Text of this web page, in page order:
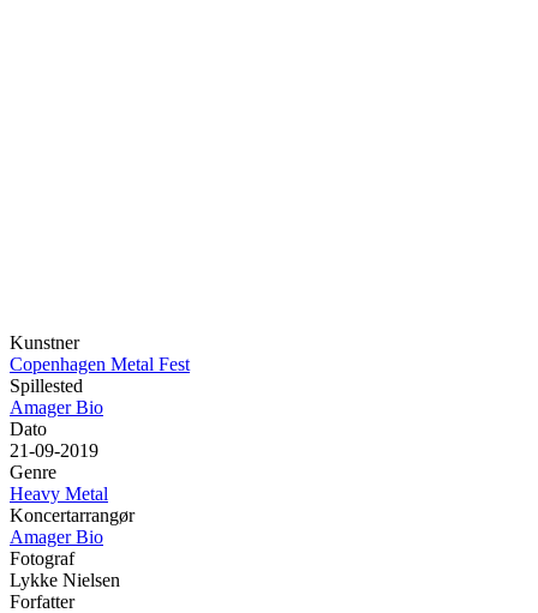
Kunstner
Copenhagen Metal Fest
Spillested
Amager Bio
Dato
21-09-2019
Genre
Heavy Metal
Koncertarrangør
Amager Bio
Fotograf
Lykke Nielsen
Forfatter